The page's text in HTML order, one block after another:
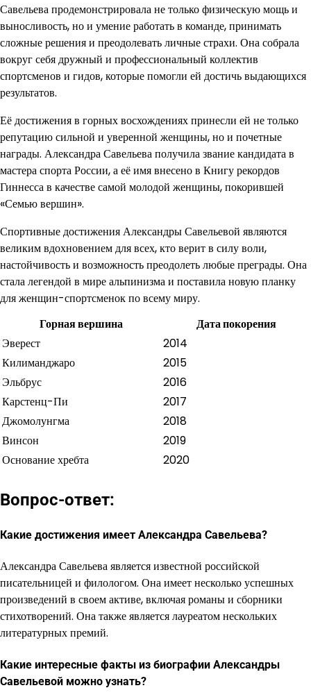
Савельева продемонстрировала не только физическую мощь и
выносливость, но и умение работать в команде, принимать
сложные решения и преодолевать личные страхи. Она собрала
вокруг себя дружный и профессиональный коллектив
спортсменов и гидов, которые помогли ей достичь выдающихся
результатов.
Её достижения в горных восхождениях принесли ей не только
репутацию сильной и уверенной женщины, но и почетные
награды. Александра Савельева получила звание кандидата в
мастера спорта России, а её имя внесено в Книгу рекордов
Гиннесса в качестве самой молодой женщины, покорившей
«Семью вершин».
Спортивные достижения Александры Савельевой являются
великим вдохновением для всех, кто верит в силу воли,
настойчивость и возможность преодолеть любые преграды. Она
стала легендой в мире альпинизма и поставила новую планку
для женщин-спортсменок по всему миру.
Горная вершина
Дата покорения
Эверест
2014
Килиманджаро
2015
Эльбрус
2016
Карстенц-Пи
2017
Джомолунгма
2018
Винсон
2019
Основание хребта
2020
Вопрос-ответ:
Какие достижения имеет Александра Савельева?
Александра Савельева является известной российской
писательницей и филологом. Она имеет несколько успешных
произведений в своем активе, включая романы и сборники
стихотворений. Она также является лауреатом нескольких
литературных премий.
Какие интересные факты из биографии Александры
Савельевой можно узнать?